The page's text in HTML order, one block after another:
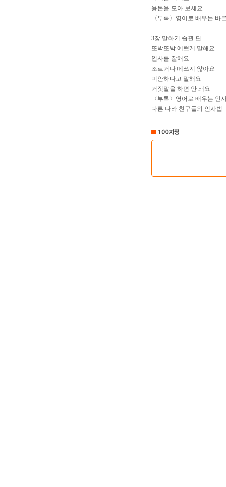
용돈을 모아 보세요
〈부록〉영어로 배우는 바
3장 말하기 습관 편
또박또박 예쁘게 말해요
인사를 잘해요
조르거나 떼쓰지 않아요
미안하다고 말해요
거짓말을 하면 안 돼요
〈부록〉영어로 배우는 인
다른 나라 친구들의 인사법